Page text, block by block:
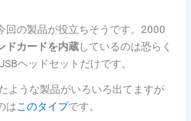
回の製品が役立ちそうです。2000
ドカードを内蔵しているのは恐らく
ヘッドセットだけです。
ような製品がいろいろ出てますが
はこのタイプです。